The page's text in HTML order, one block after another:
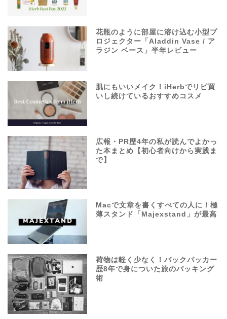
花瓶のように部屋に溶け込む小型プ
ロジェクター「Aladdin Vase / ア
ラジン ベース」半年レビュー
肌にもいいメイク！iHerbでリピ買
いし続けているおすすめコスメ
広報・PR歴4年の私が読んでよかっ
た本まとめ【初心者向けから実践ま
で】
Macで文章を書くすべての人に！極
薄スタンド「Majexstand」が最高
荷物は軽く少なく！バックパッカー
歴8年で身についた旅のパッキング
術